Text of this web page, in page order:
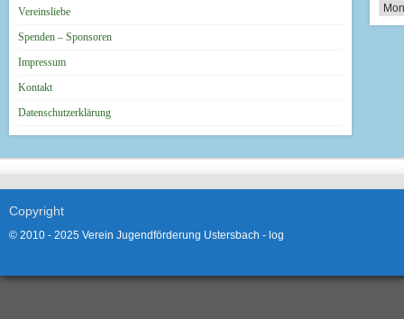
Vereinsliebe
Spenden – Sponsoren
Impressum
Kontakt
Datenschutzerklärung
Copyright
© 2010 - 2025 Verein Jugendförderung Ustersbach - log